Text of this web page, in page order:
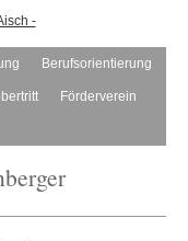
Berufsorientierung
Förderverein